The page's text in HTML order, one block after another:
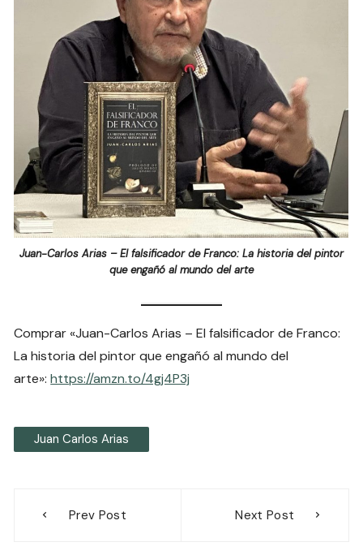
Juan-Carlos Arias – El falsificador de Franco: La historia del pintor
que engañó al mundo del arte
Comprar «Juan-Carlos Arias – El falsificador de Franco:
La historia del pintor que engañó al mundo del
arte»:https://amzn.to/4gj4P3j
Juan Carlos Arias
Prev Post Next Post